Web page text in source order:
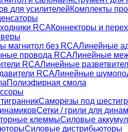
Комплекты
Коннекторы и
Линейные
Линейные
Линейные
Линейные
Полиэфирная смола
Саморезы под
Сетки / грили для
Силовые
Силовые дистрибьюторы